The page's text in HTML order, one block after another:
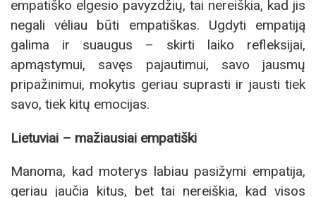
empatiško elgesio pavyzdžių, tai nereiškia, kad jis
negali vėliau būti empatiškas. Ugdyti empatiją
galima ir suaugus – skirti laiko refleksijai,
apmąstymui, savęs pajautimui, savo jausmų
pripažinimui, mokytis geriau suprasti ir jausti tiek
savo, tiek kitų emocijas.
Lietuviai – mažiausiai empatiški
Manoma, kad moterys labiau pasižymi empatija,
geriau jaučia kitus, bet tai nereiškia, kad visos